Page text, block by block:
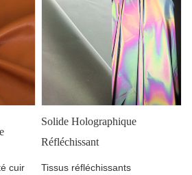
cuir
Solide Holographique
Réfléchissant
Tissus réfléchissants